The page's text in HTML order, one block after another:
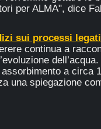
per ALMA", dice
sui processi legati
continua a
a circa
una spiegazione